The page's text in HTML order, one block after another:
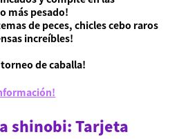
más pesado!
de peces, chicles cebo raros
increíbles!
de caballa!
shinobi: Tarjeta